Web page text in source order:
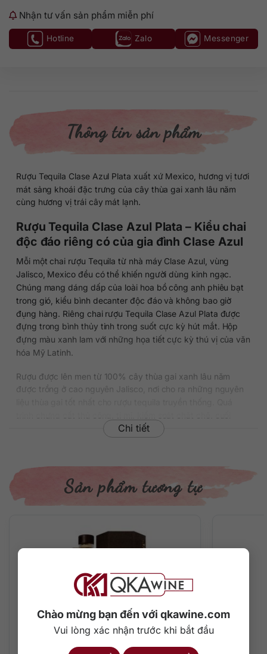
Chào mừng bạn đến với qkawine.com
Vui lòng xác nhận trước khi bắt đầu
Nhận tư vấn sản phẩm miễn phí
Hotline Zalo Messenger
Thông tin sản phẩm
Rượu Tequila Clase Azul Plata xuất xứ Mexico, hương vị tươi
mát sảng khoái đặc trưng của cây thùa gai xanh lâu năm
cùng hương vị trái cây mát lạnh.
Rượu Tequila Clase Azul Plata – Kiểu chai
độc đáo riêng có của gia đình Clase Azul
Mỗi một chai rượu Tequila từ nhà máy Clase Azul, vùng
Jalisco, Mexico đều có thể khiến người dùng kinh ngạc.
Chúng mang dáng dấp của loài hoa bồ công anh phiêu bạt
trong gió, kiểu bình decanter độc đáo và không bao giờ
đụng hàng. Riêng chai rượu Tequila Clase Azul Plata được
đựng trong bình thủy tinh trong suốt cực kỳ hút mắt. Hộp
đựng màu xanh lam với những họa tiết cực kỳ thú vị của văn
hóa Mỹ Latinh.
Rượu được lên men từ 100% cây thùa gai xanh lâu năm
được trồng ở cao nguyên Jalisco, nơi cho ra những nguyên
cùng cho ra một kiểu tequila bạc cực kỳ hấp dẫn. Nồng độ
Thông tin chi tiết về rượu
Xuất xứ: Mexico
Thương hiệu: Clase Azul
Dung tích: 750 ml
Màu sắc: Trong suốt
Mô tả hương vị rượu và thưởng thức
Trên mũi là hương thơm mịn màng có chút chua và biểu hiện
tươi tắn của cam quýt. Trên miệng là một cấu trúc rượu đầy
đặn nhưng cũng khá nhẹ nhàng với hương vị ngon ngọt của
trái cây và sự nồng ấm của cây thùa xanh. Kết thúc kéo dài,
Chi tiết
Sản phẩm tương tự